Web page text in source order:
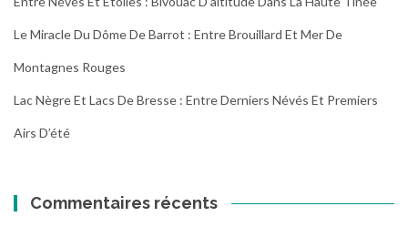
Le Miracle Du Dôme De Barrot : Entre Brouillard Et Mer De
Montagnes Rouges
Lac Nègre Et Lacs De Bresse : Entre Derniers Névés Et Premiers
Airs D’été
Commentaires récents